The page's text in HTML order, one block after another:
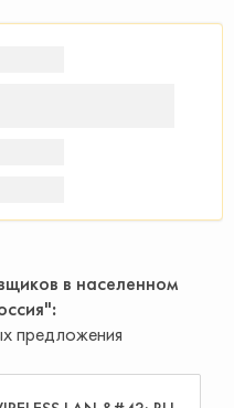
в населенном
предложения